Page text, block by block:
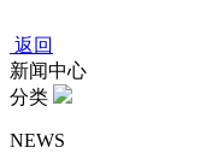
返回
新闻中心
分类
NEWS